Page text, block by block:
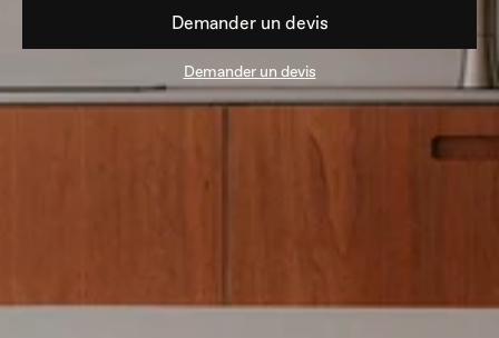
Demander un devis
Demander un devis